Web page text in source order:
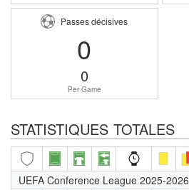
Passes décisives
0
0
Per Game
STATISTIQUES TOTALES
UEFA Conference League 2025-2026